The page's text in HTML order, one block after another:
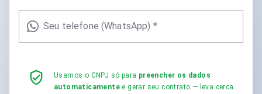
Seu telefone (WhatsApp) *
Usamos o CNPJ só para preencher os dados
automaticamente e gerar seu contrato — leva cerca